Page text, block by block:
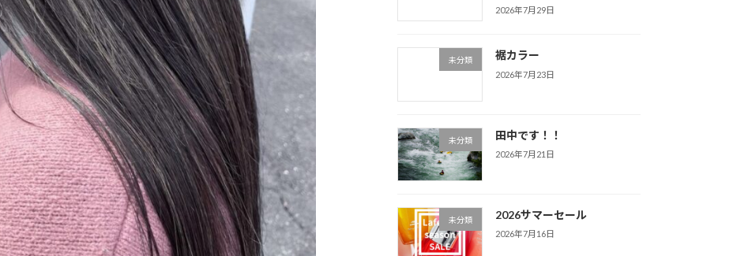
2026年7月29日
未分類 裾カラー
2026年7月23日
未分類 田中です！！
2026年7月21日
未分類 2026サマーセール
2026年7月16日